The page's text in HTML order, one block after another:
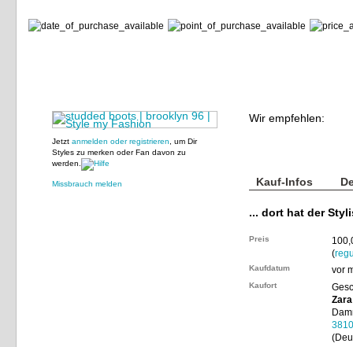
Jetzt anmelden oder registrieren , um Dir
Styles zu merken oder Fan davon zu
werden.
Missbrauch melden
Wir empfehlen:
Kauf-Infos
... dort hat der
Preis
(
Kaufdatum vor
Kaufort
Zara